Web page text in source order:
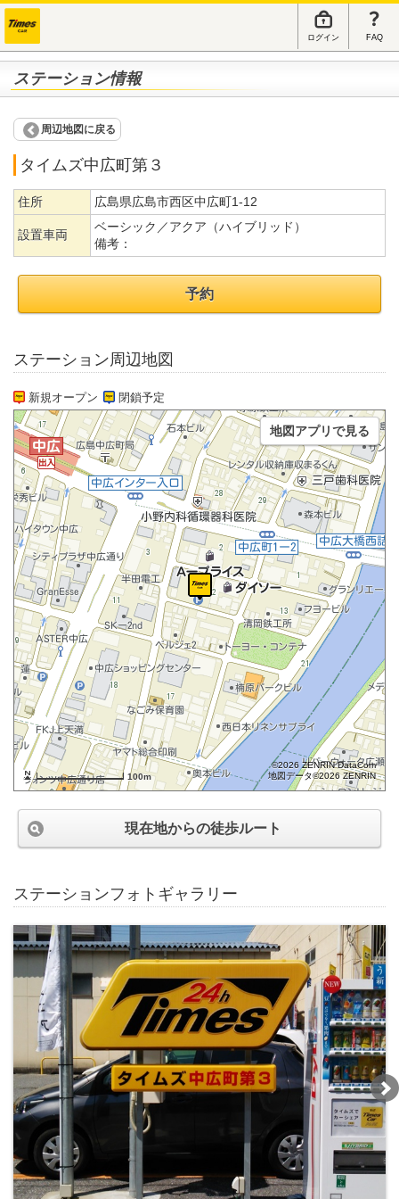
ログイン FAQ
ステーション情報
周辺地図に戻る
タイムズ中広町第３
住所 広島県広島市西区中広町1-12
設置車両
ベーシック／アクア（ハイブリッド）
備考：
予約
ステーション周辺地図
新規オープン 閉鎖予定
100m
©2026 ZENRIN DataCom
地図データ©2026 ZENRIN
地図アプリで見る
現在地からの徒歩ルート
ステーションフォトギャラリー